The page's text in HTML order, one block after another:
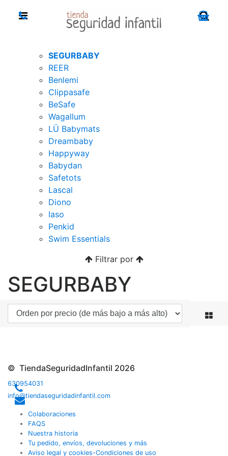
SEGURBABY
REER
Benlemi
Clippasafe
BeSafe
Wagallum
LÜ Babymats
Dreambaby
Happyway
Babydan
Safetots
Lascal
Diono
Iaso
Penkid
Swim Essentials
Filtrar por
SEGURBABY
© TiendaSeguridadInfantil 2026
630954031
info@tiendaseguridadinfantil.com
Colaboraciones
FAQS
Nuestra historia
Tu pedido, envíos, devoluciones y más
Aviso legal y cookies-Condiciones de uso